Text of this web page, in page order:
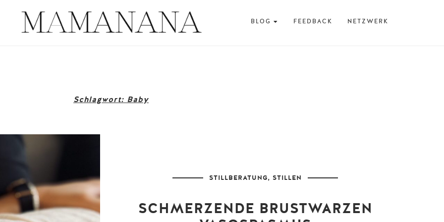
EINER MUTTER FÜR
BLOG FEEDBACK NETZWERK
Schlagwort: Baby
STILLBERATUNG, STILLEN
SCHMERZENDE BRUSTWARZEN